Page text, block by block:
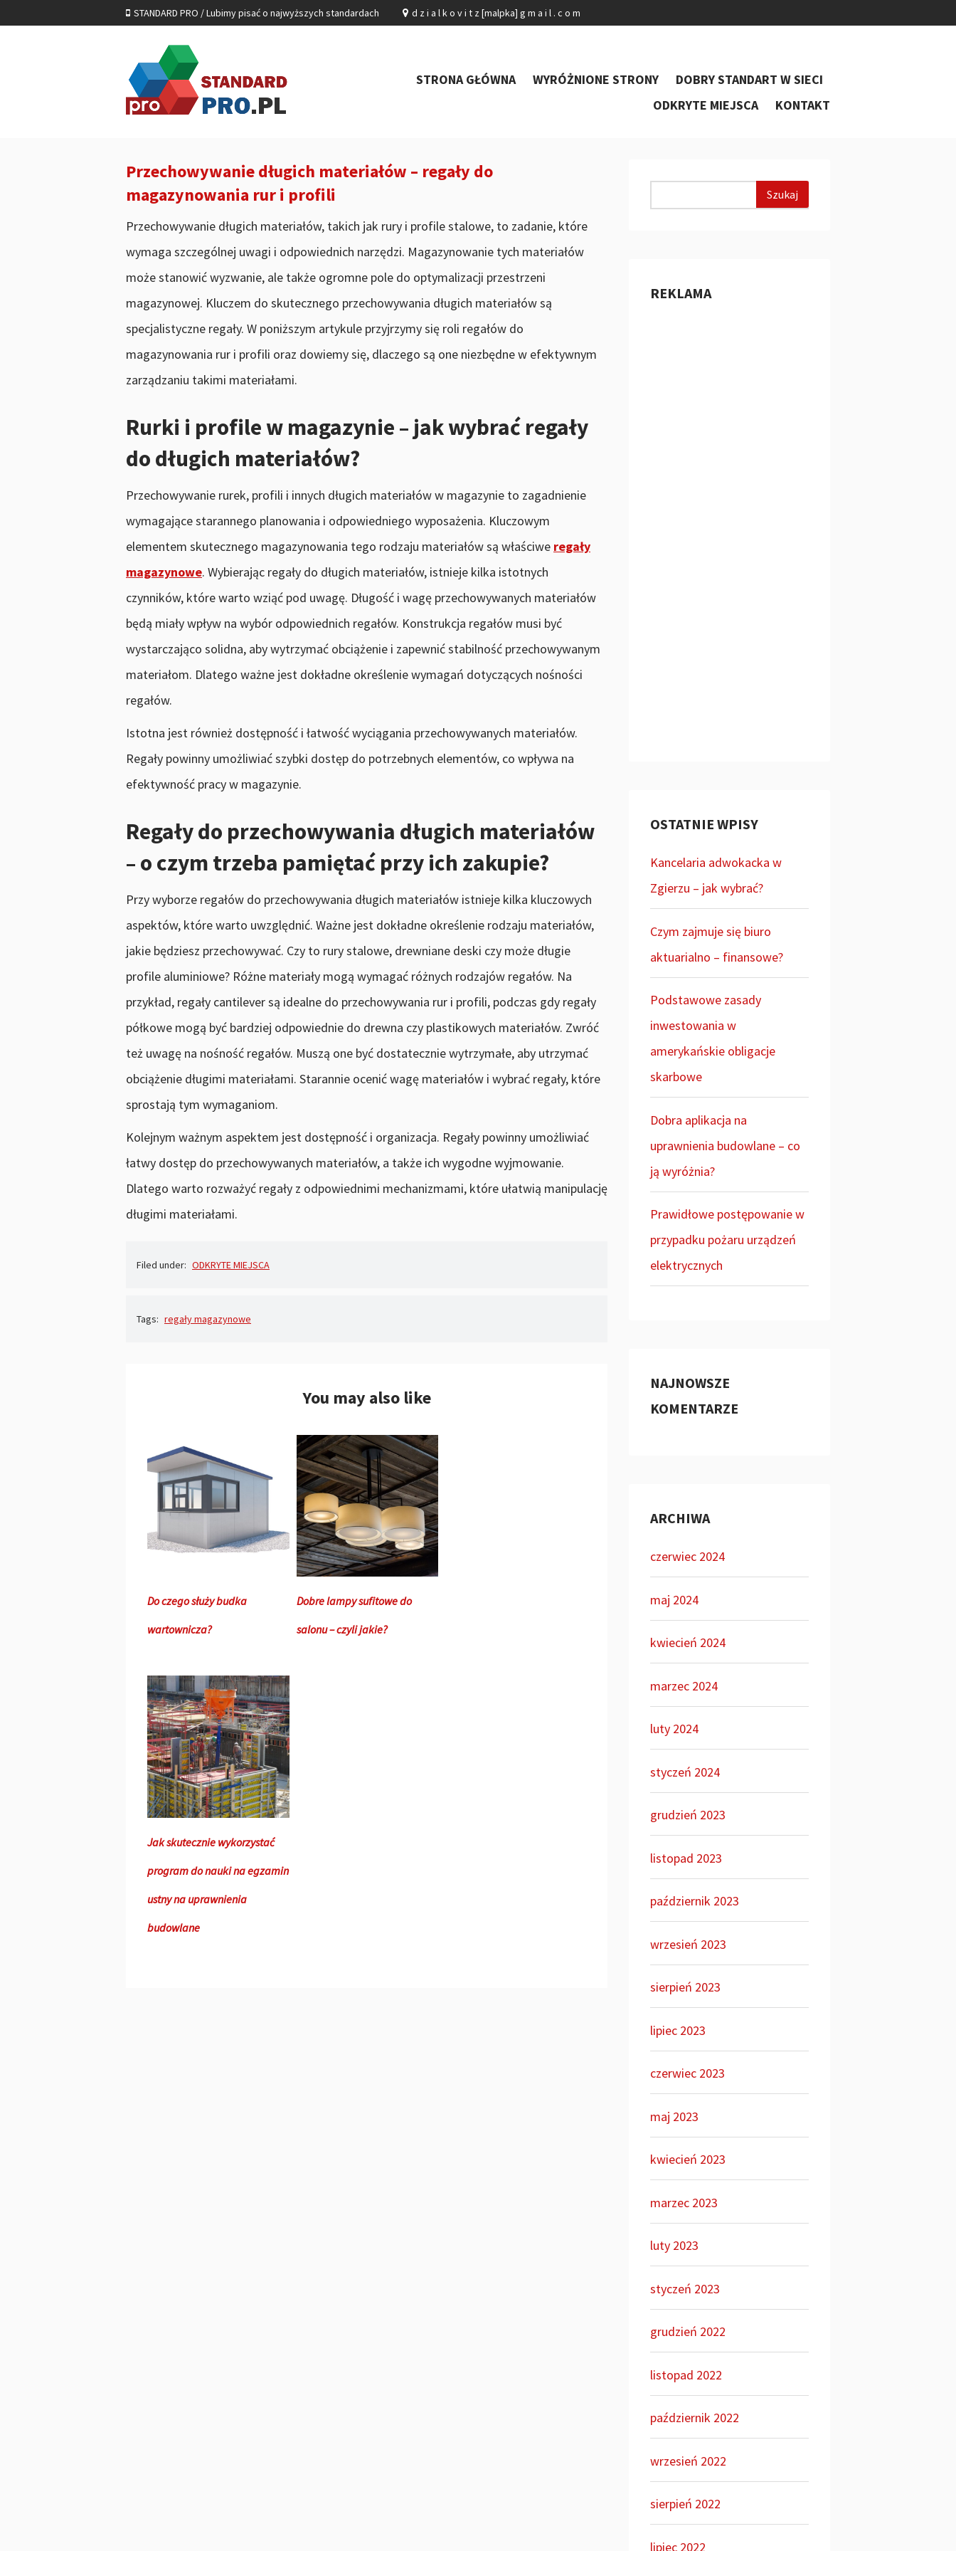
STANDARD PRO / Lubimy pisać o najwyższych standardach d z i a l k o v i t z [malpka] g m a i l . c o m
STRONA GŁÓWNA WYRÓŻNIONE STRONY
DOBRY STANDART W SIECI
ODKRYTE MIEJSCA
KONTAKT
Przechowywanie długich materiałów – regały do
magazynowania rur i profili
Przechowywanie długich materiałów, takich jak rury i profile stalowe, to zadanie, które
wymaga szczególnej uwagi i odpowiednich narzędzi. Magazynowanie tych materiałów
może stanowić wyzwanie, ale także ogromne pole do optymalizacji przestrzeni
magazynowej. Kluczem do skutecznego przechowywania długich materiałów są
specjalistyczne regały. W poniższym artykule przyjrzymy się roli regałów do
magazynowania rur i profili oraz dowiemy się, dlaczego są one niezbędne w efektywnym
zarządzaniu takimi materiałami.
Rurki i profile w magazynie – jak wybrać regały
do długich materiałów?
Przechowywanie rurek, profili i innych długich materiałów w magazynie to zagadnienie
wymagające starannego planowania i odpowiedniego wyposażenia. Kluczowym
elementem skutecznego magazynowania tego rodzaju materiałów są właściwe regały
magazynowe. Wybierając regały do długich materiałów, istnieje kilka istotnych
czynników, które warto wziąć pod uwagę. Długość i wagę przechowywanych materiałów
będą miały wpływ na wybór odpowiednich regałów. Konstrukcja regałów musi być
wystarczająco solidna, aby wytrzymać obciążenie i zapewnić stabilność przechowywanym
materiałom. Dlatego ważne jest dokładne określenie wymagań dotyczących nośności
regałów.
Istotna jest również dostępność i łatwość wyciągania przechowywanych materiałów.
Regały powinny umożliwiać szybki dostęp do potrzebnych elementów, co wpływa na
efektywność pracy w magazynie.
Regały do przechowywania długich materiałów
– o czym trzeba pamiętać przy ich zakupie?
Przy wyborze regałów do przechowywania długich materiałów istnieje kilka kluczowych
aspektów, które warto uwzględnić. Ważne jest dokładne określenie rodzaju materiałów,
jakie będziesz przechowywać. Czy to rury stalowe, drewniane deski czy może długie
profile aluminiowe? Różne materiały mogą wymagać różnych rodzajów regałów. Na
przykład, regały cantilever są idealne do przechowywania rur i profili, podczas gdy regały
półkowe mogą być bardziej odpowiednie do drewna czy plastikowych materiałów. Zwróć
też uwagę na nośność regałów. Muszą one być dostatecznie wytrzymałe, aby utrzymać
obciążenie długimi materiałami. Starannie ocenić wagę materiałów i wybrać regały, które
sprostają tym wymaganiom.
Kolejnym ważnym aspektem jest dostępność i organizacja. Regały powinny umożliwiać
łatwy dostęp do przechowywanych materiałów, a także ich wygodne wyjmowanie.
Dlatego warto rozważyć regały z odpowiednimi mechanizmami, które ułatwią manipulację
długimi materiałami.
Filed under: ODKRYTE MIEJSCA
Tags: regały magazynowe
You may also like
Do czego służy budka
wartownicza?
Dobre lampy sufitowe do
salonu – czyli jakie?
Jak skutecznie wykorzystać
program do nauki na egzamin
ustny na uprawnienia
budowlane
REKLAMA
OSTATNIE WPISY
Kancelaria adwokacka w
Zgierzu – jak wybrać?
Czym zajmuje się biuro
aktuarialno – finansowe?
Podstawowe zasady
inwestowania w
amerykańskie obligacje
skarbowe
Dobra aplikacja na
uprawnienia budowlane – co
ją wyróżnia?
Prawidłowe postępowanie w
przypadku pożaru urządzeń
elektrycznych
NAJNOWSZE
KOMENTARZE
ARCHIWA
czerwiec 2024
maj 2024
kwiecień 2024
marzec 2024
luty 2024
styczeń 2024
grudzień 2023
listopad 2023
październik 2023
wrzesień 2023
sierpień 2023
lipiec 2023
czerwiec 2023
maj 2023
kwiecień 2023
marzec 2023
luty 2023
styczeń 2023
grudzień 2022
listopad 2022
październik 2022
wrzesień 2022
sierpień 2022
lipiec 2022